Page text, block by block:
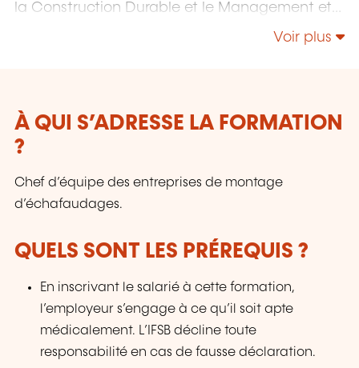
la Construction Durable et le Management et
Voir plus
À QUI S’ADRESSE LA FORMATION
?
Chef d’équipe des entreprises de montage
d’échafaudages.
QUELS SONT LES PRÉREQUIS ?
En inscrivant le salarié à cette formation,
l’employeur s’engage à ce qu’il soit apte
médicalement. L’IFSB décline toute
responsabilité en cas de fausse déclaration.